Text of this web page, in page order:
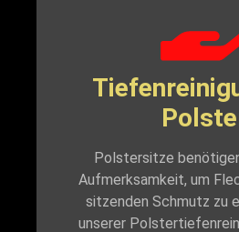
Polstersitze
Aufmerksamkeit, um
sitzenden Schmutz zu
unserer